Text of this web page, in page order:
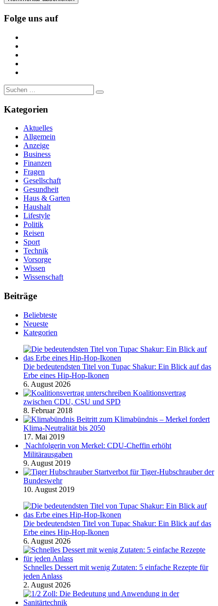
Folge uns auf
Suche
nach:
Kategorien
Aktuelles
Allgemein
Anzeige
Business
Finanzen
Fragen
Gesellschaft
Gesundheit
Haus & Garten
Haushalt
Lifestyle
Politik
Reisen
Sport
Technik
Vorsorge
Wissen
Wissenschaft
Beiträge
Beliebteste
Neueste
Kategorien
Die bedeutendsten Titel von Tupac Shakur: Ein Blick auf das
Erbe eines Hip-Hop-Ikonen
6. August 2026
Koalitionsvertrag
zwischen CDU, CSU und SPD
8. Februar 2018
Beitritt zum Klimabündnis – Merkel fordert
Klima-Neutralität bis 2050
17. Mai 2019
Nachfolgerin von Merkel: CDU-Cheffin erhöht
Militärausgaben
9. August 2019
Startverbot für Tiger-Hubschrauber der
Bundeswehr
10. August 2019
Die bedeutendsten Titel von Tupac Shakur: Ein Blick auf das
Erbe eines Hip-Hop-Ikonen
6. August 2026
Schnelles Dessert mit wenig Zutaten: 5 einfache Rezepte für
jeden Anlass
2. August 2026